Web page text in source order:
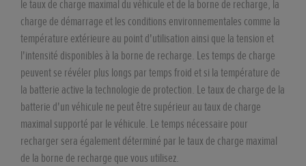
le taux de charge maximal du véhicule et de la borne de recharge, la
charge de démarrage et les conditions environnementales comme la
température extérieure au point d'utilisation ainsi que la tension et
l'intensité disponibles à la borne de recharge. Les temps de charge
peuvent se révéler plus longs par temps froid et si la température de
la batterie active la technologie de protection. Le taux de charge de la
batterie d'un véhicule ne peut être supérieur au taux de charge
maximal supporté par le véhicule. Le temps nécessaire pour
recharger sera également déterminé par le taux de charge maximal
de la borne de recharge que vous utilisez.